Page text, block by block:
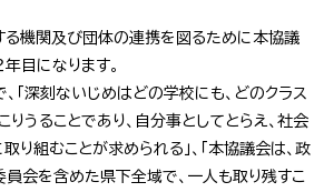
機関及び団体の連携を図るために本協議
目になります。
「深刻ないじめはどの学校にも、どのクラス
りうることであり、自分事としてとらえ、社会
り組むことが求められる」、「本協議会は、政
会を含めた県下全域で、一人も取り残すこ